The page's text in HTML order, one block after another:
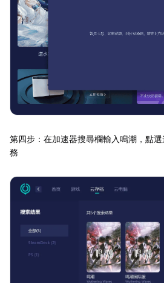
第四步：在加速器搜尋欄輸入鳴潮，點
務